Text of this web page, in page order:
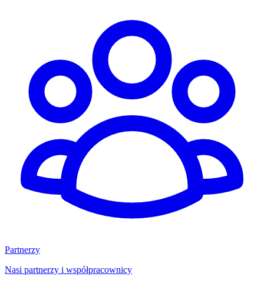
Partnerzy
Nasi partnerzy i współpracownicy